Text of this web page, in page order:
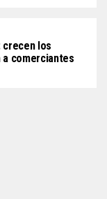
crecen los
a comerciantes